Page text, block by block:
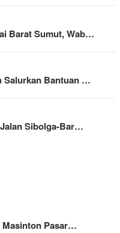
Barat Sumut, Wab…
Salurkan Bantuan …
Sibolga-Bar…
Masinton Pasar…